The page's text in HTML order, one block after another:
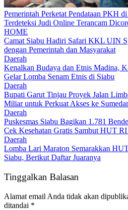
Pemerintah Perketat Pendataan PKH
Terdeteksi Judi Online Terancam
HOME
Camat Siabu Hadiri Safari KKL UIN
dengan Pemerintah dan Masyarakat
Daerah
Kenalkan Budaya dan Etnis Madina,
Gelar Lomba Senam Etnis di Siabu
Daerah
Bupati Garut Tinjau Proyek Jalan
Miliar untuk Perkuat Akses ke
Daerah
Puskesmas Siabu Bagikan 1.781
Cek Kesehatan Gratis Sambut HUT RI
Daerah
Lomba Lari Maraton Semarakkan
Siabu, Berikut Daftar Juaranya
Tinggalkan Balasan
Alamat email Anda tidak akan
ditandai *